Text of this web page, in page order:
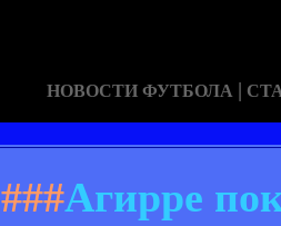
НОВОСТИ ФУТБОЛА |
###Агирре